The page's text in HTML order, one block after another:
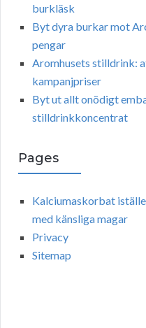
burkläsk
Byt dyra burkar mot
pengar
Aromhusets stilldrink:
kampanjpriser
Byt ut allt onödigt
stilldrinkkoncentrat
Pages
Kalciumaskorbat
med känsliga magar
Privacy
Sitemap